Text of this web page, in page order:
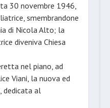
30 novembre 1946,
smembrandone
di Nicola Alto; la
diveniva Chiesa
nel piano, ad
Viani, la nuova ed
dedicata al